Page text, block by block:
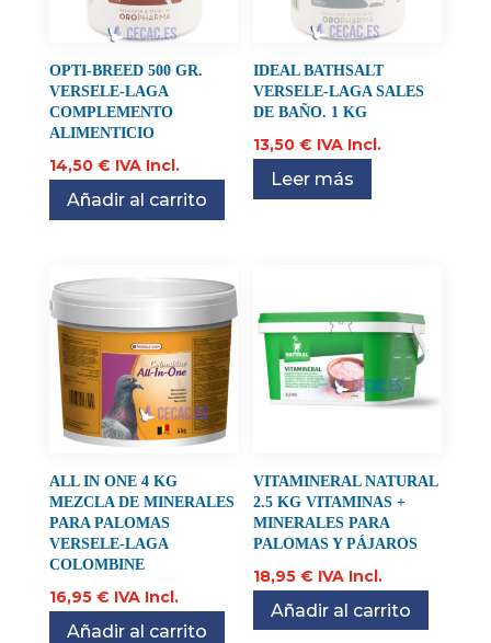
OPTI-BREED 500 GR.
VERSELE-LAGA
COMPLEMENTO
ALIMENTICIO
14,50 € IVA Incl.
Añadir al carrito
IDEAL BATHSALT
VERSELE-LAGA SALES
DE BAÑO. 1 KG
13,50€ IVA Incl.
Leer más
ALL IN ONE 4 KG
MEZCLA DE MINERALES
PARA PALOMAS
VERSELE-LAGA
COLOMBINE
16,95 € IVA Incl.
Añadir al carrito
VITAMINERAL NATURAL
2.5 KG VITAMINAS +
MINERALES PARA
PALOMAS Y PÁJAROS
18,95€ IVA Incl.
Añadir al carrito